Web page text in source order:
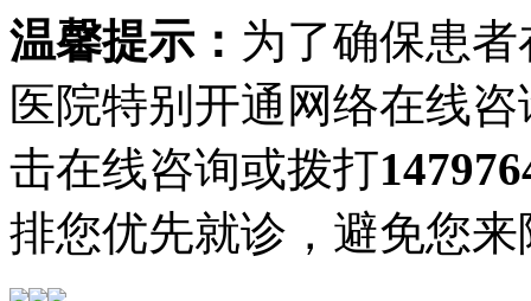
温馨提示： 为了确保患
医院特别开通网络在线
击在线咨询或拨打
排您优先就诊，避免您